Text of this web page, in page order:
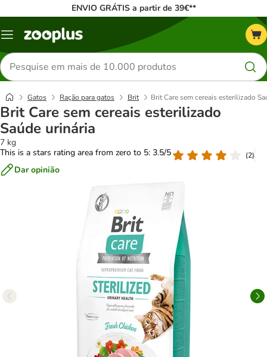
ENVIO GRÁTIS a partir de 39€**
Menu
Pesquisar
produtos
Gatos Ração para gatos Brit Brit Care sem cereais esterilizado
Brit Care sem cereais esterilizado
Saúde urinária
7 kg
This is a stars rating area from zero to 5: 3.5/5
(2)
Dar opinião